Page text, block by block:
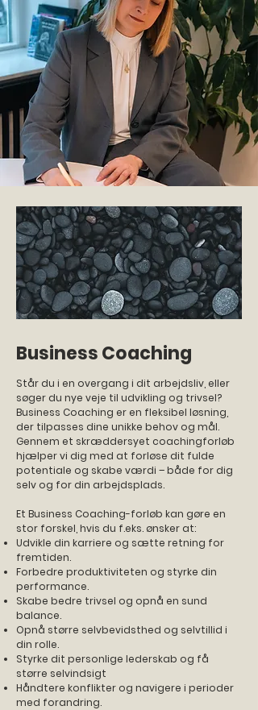
Business Coaching
Står du i en overgang i dit arbejdsliv, eller
søger du nye veje til udvikling og trivsel?
Business Coaching er en fleksibel løsning,
der tilpasses dine unikke behov og mål.
Gennem et skræddersyet coachingforløb
hjælper vi dig med at forløse dit fulde
potentiale og skabe værdi – både for dig
selv og for din arbejdsplads.
Et Business Coaching-forløb kan gøre en
stor forskel, hvis du f.eks. ønsker at:
Udvikle din karriere og sætte retning for
fremtiden.
Forbedre produktiviteten og styrke din
performance.
Skabe bedre trivsel og opnå en sund
balance.
Opnå større selvbevidsthed og selvtillid i
din rolle.
Styrke dit personlige lederskab og få
større selvindsigt
Håndtere konflikter og navigere i perioder
med forandring.